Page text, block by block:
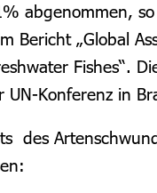
abgenommen,
Bericht „Global
Fishes“.
UN-Konferenz in
des